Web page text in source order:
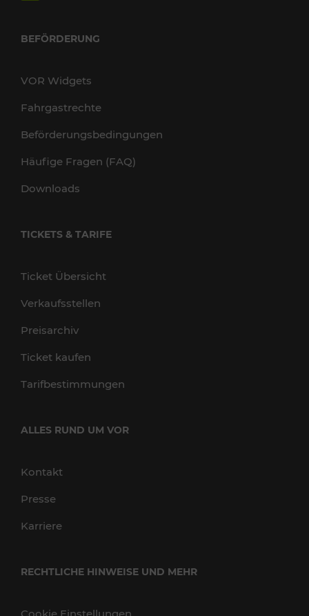
BEFÖRDERUNG
VOR Widgets
Fahrgastrechte
Beförderungsbedingungen
Häufige Fragen (FAQ)
Downloads
TICKETS & TARIFE
Ticket Übersicht
Verkaufsstellen
Preisarchiv
Ticket kaufen
Tarifbestimmungen
ALLES RUND UM VOR
Kontakt
Presse
Karriere
RECHTLICHE HINWEISE UND MEHR